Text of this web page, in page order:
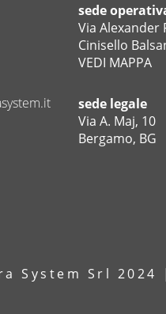
sede
Via Alexander
Cinisello
VEDI MAPPA
sede legale
Via A. Maj, 10
Bergamo, BG
System Srl